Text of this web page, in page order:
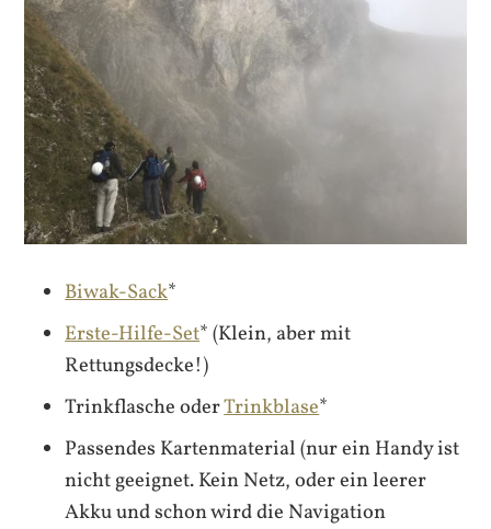
Biwak-Sack*
Erste-Hilfe-Set* (Klein, aber mit
Rettungsdecke!)
Trinkflasche oderTrinkblase*
Passendes Kartenmaterial (nur ein Handy ist
nicht geeignet. Kein Netz, oder ein leerer
Akku und schon wird die Navigation